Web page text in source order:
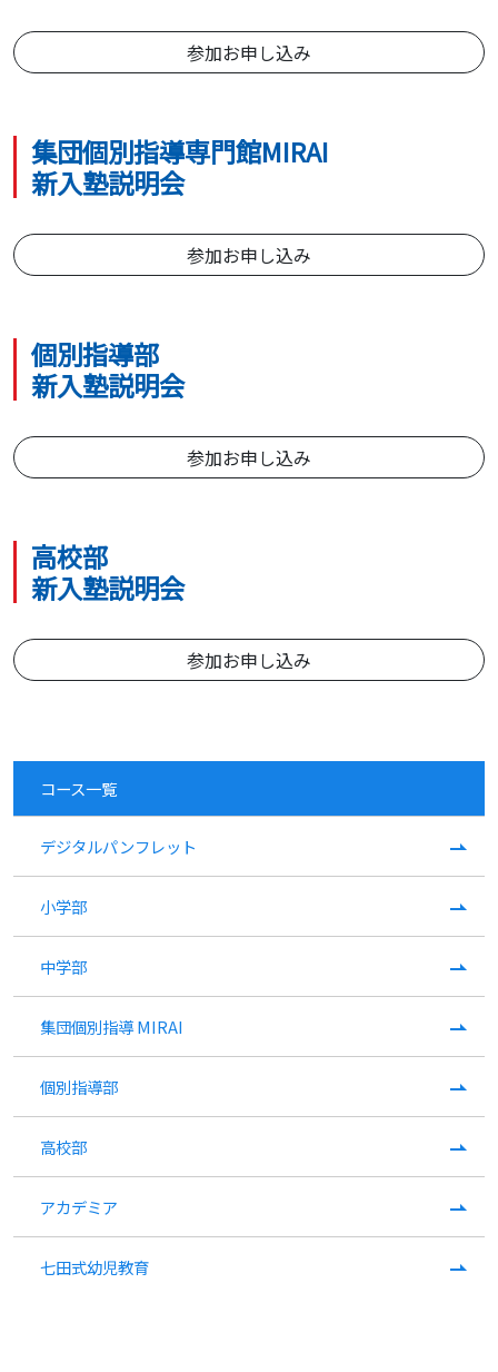
参加お申し込み
集団個別指導専門館MIRAI
新入塾説明会
参加お申し込み
個別指導部
新入塾説明会
参加お申し込み
高校部
新入塾説明会
参加お申し込み
コース一覧
デジタルパンフレット
小学部
中学部
集団個別指導 MIRAI
個別指導部
高校部
アカデミア
七田式幼児教育